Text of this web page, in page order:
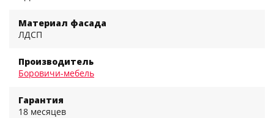
Материал фасада
ЛДСП
Производитель
Боровичи-мебель
Гарантия
18 месяцев